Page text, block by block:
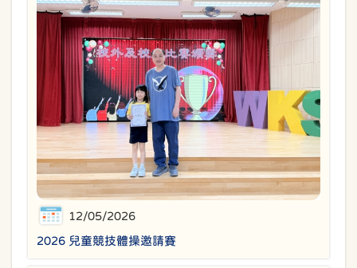
12/05/2026
2026 兒童競技體操邀請賽